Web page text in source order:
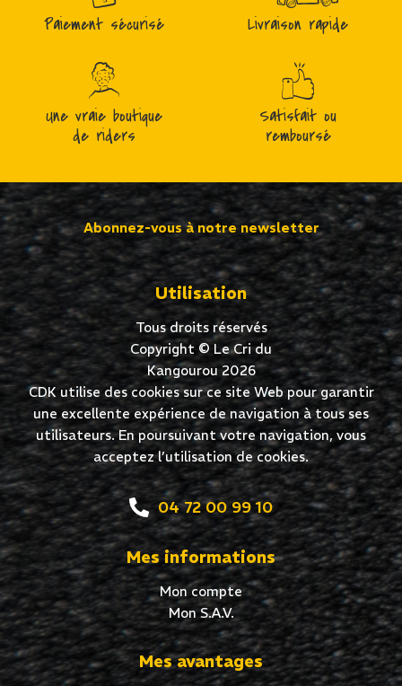
Paiement sécurisé Livraison rapide
Une vraie boutique
de riders
Satisfait ou
remboursé
Abonnez-vous à notre newsletter
Utilisation
Tous droits réservés
Copyright © Le Cri du
Kangourou 2026
CDK utilise des cookies sur ce site Web pour garantir
une excellente expérience de navigation à tous ses
utilisateurs. En poursuivant votre navigation, vous
acceptez l’utilisation de cookies.
04 72 00 99 10
Mes informations
Mon compte
Mon S.A.V.
Mes avantages